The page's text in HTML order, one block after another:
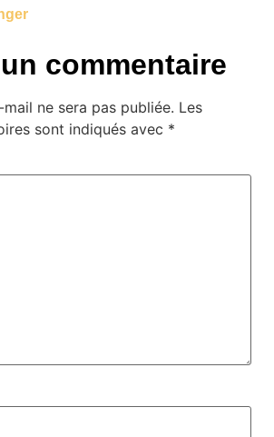
commentaire
ne sera pas publiée. Les
sont indiqués avec *